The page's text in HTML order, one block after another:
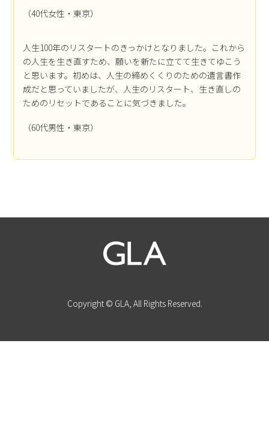
（40代女性・東京）
人生100年のリスタートのきっかけとなりました。これから
の人生を生き直すため、願いを新たに立てて生きてゆこう
と思います。初めは、人生の締めくくりのための遺言書作
成だと思っていましたが、人生のリスタート、生き直しの
ためのリセットであることに気づきました。
（60代男性・東京）
Copyright © GLA, All Rights Reserved.